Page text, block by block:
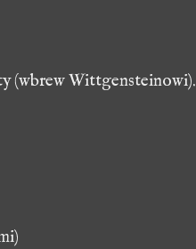
(wbrew Wittgensteinowi).